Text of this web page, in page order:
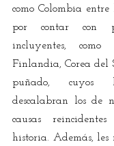
como Colombia
por contar con
incluyentes,
Finlandia, Corea del
puñado, cuyos
descalabran los de
causas
historia. Además, les